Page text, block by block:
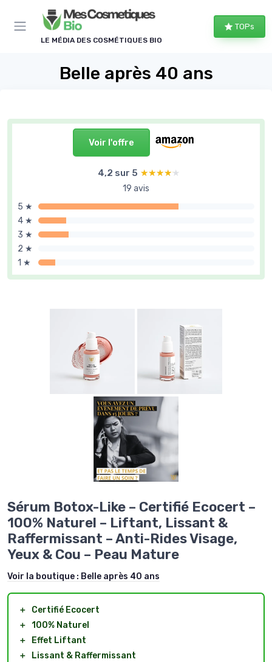
LE MÉDIA DES COSMÉTIQUES BIO
TOPs
Belle après 40 ans
Voir l'offre
4,2 sur 5 ★★★★★
★★★★★
19 avis
5 ★
4 ★
3 ★
2 ★
1 ★
Sérum Botox-Like – Certifié Ecocert –
100% Naturel – Liftant, Lissant &
Raffermissant – Anti-Rides Visage,
Yeux & Cou – Peau Mature
Voir la boutique : Belle après 40 ans
＋
Certifié Ecocert
＋ 100% Naturel
＋
Effet Liftant
＋
Lissant & Raffermissant
Panneau de gestion des cookies